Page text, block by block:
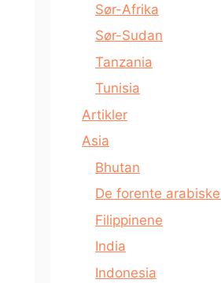
Sør-Afrika
Sør-Sudan
Tanzania
Tunisia
Artikler
Asia
Bhutan
De forente
Filippinene
India
Indonesia